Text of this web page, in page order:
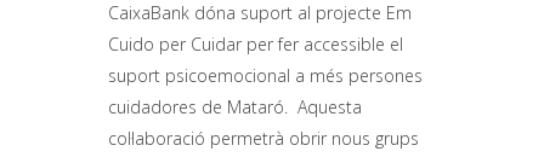
CaixaBank dóna suport al projecte Em
Cuido per Cuidar per fer accessible el
suport psicoemocional a més persones
cuidadores de Mataró. Aquesta
col·laboració permetrà obrir nous grups